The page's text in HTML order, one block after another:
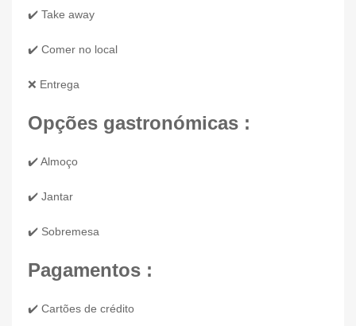
✔️ Take away
✔️ Comer no local
❌ Entrega
Opções gastronómicas :
✔️ Almoço
✔️ Jantar
✔️ Sobremesa
Pagamentos :
✔️ Cartões de crédito